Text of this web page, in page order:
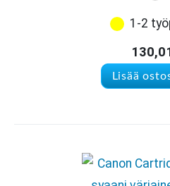
1-2
Lisää